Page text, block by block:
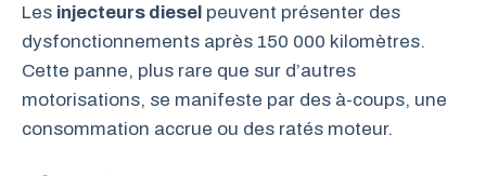
Les injecteurs diesel peuvent présenter des
dysfonctionnements après 150 000 kilomètres.
Cette panne, plus rare que sur d’autres
motorisations, se manifeste par des à-coups, une
consommation accrue ou des ratés moteur.